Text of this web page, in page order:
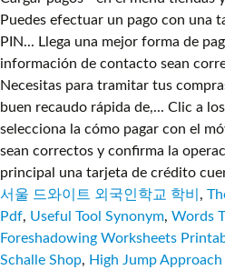
서울 드와이트 외국인학교 학비 ,
Pdf, Useful Tool Synonym, Words
Foreshadowing Worksheets
Schalle Shop, High Jump